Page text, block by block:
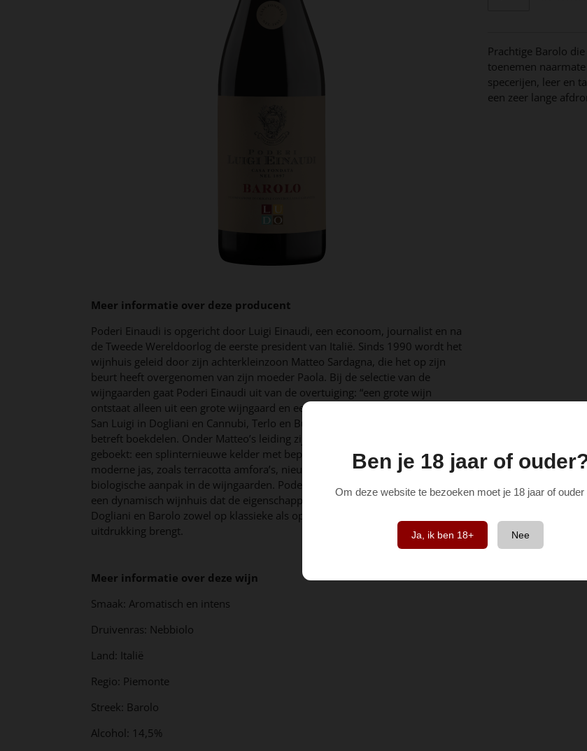
Ben je 18 jaar of
Om deze website te bezoeken moet je 18 jaar of ouder
Ja, ik ben 18+ Nee
Prachtige Barolo
toenemen
specerijen, leer en
een zeer lange
Meer informatie over deze producent
Poderi Einaudi is opgericht door Luigi Einaudi, een econoom, journalist en na
de Tweede Wereldoorlog de eerste president van Italië. Sinds 1990 wordt het
wijnhuis geleid door zijn achterkleinzoon Matteo Sardagna, die het op zijn
beurt heeft overgenomen van zijn moeder Paola. Bij de selectie van de
wijngaarden gaat Poderi Einaudi uit van de overtuiging: “een grote wijn
ontstaat alleen uit een grote wijngaard en een uitmuntend terroir.” De cru’s
San Luigi in Dogliani en Cannubi, Terlo en Bussia in Barolo spreken wat dat
betreft boekdelen. Onder Matteo’s leiding zijn er aanzienlijke voortuitgang
geboekt: een splinternieuwe kelder met beproefde vinificatiematerialen in een
moderne jas, zoals terracotta amfora’s, nieuwe wijngaarden in Barolo en een
biologische aanpak in de wijngaarden. Poderi Einaudi onderscheidt zichzelf als
een dynamisch wijnhuis dat de eigenschappen van het veelzijdige terroir in
Dogliani en Barolo zowel op klassieke als op hedendaagse wijze tot
uitdrukking brengt.
Meer informatie over deze wijn
Smaak: Aromatisch en intens
Druivenras: Nebbiolo
Land: Italië
Regio: Piemonte
Streek: Barolo
Alcohol: 14,5%